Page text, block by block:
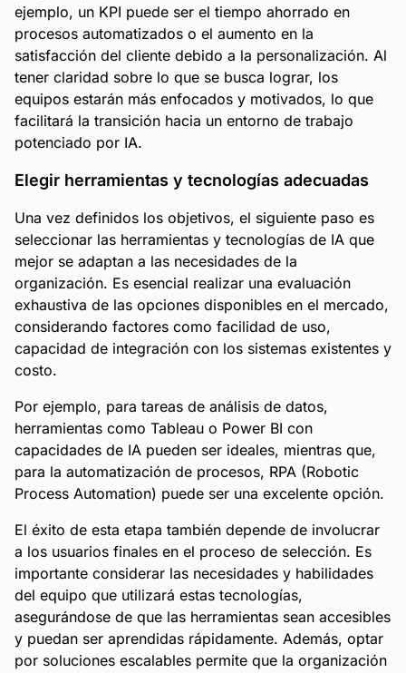
ejemplo, un KPI puede ser el tiempo ahorrado en
procesos automatizados o el aumento en la
satisfacción del cliente debido a la personalización. Al
tener claridad sobre lo que se busca lograr, los
equipos estarán más enfocados y motivados, lo que
facilitará la transición hacia un entorno de trabajo
potenciado por IA.
Elegir herramientas y tecnologías adecuadas
Una vez definidos los objetivos, el siguiente paso es
seleccionar las herramientas y tecnologías de IA que
mejor se adaptan a las necesidades de la
organización. Es esencial realizar una evaluación
exhaustiva de las opciones disponibles en el mercado,
considerando factores como facilidad de uso,
capacidad de integración con los sistemas existentes y
costo.
Por ejemplo, para tareas de análisis de datos,
herramientas como Tableau o Power BI con
capacidades de IA pueden ser ideales, mientras que,
para la automatización de procesos, RPA (Robotic
Process Automation) puede ser una excelente opción.
El éxito de esta etapa también depende de involucrar
a los usuarios finales en el proceso de selección. Es
importante considerar las necesidades y habilidades
del equipo que utilizará estas tecnologías,
asegurándose de que las herramientas sean accesibles
y puedan ser aprendidas rápidamente. Además, optar
por soluciones escalables permite que la organización